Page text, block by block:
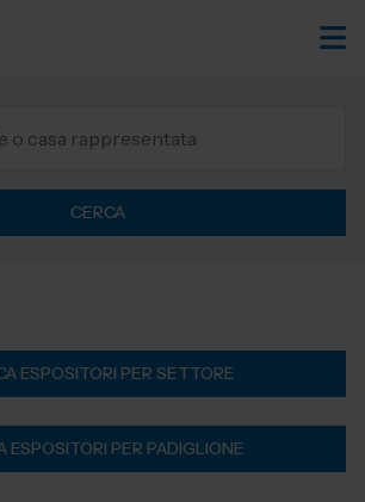
CERCA
ESPOSITORI PER SETTORE
ESPOSITORI PER PADIGLIONE